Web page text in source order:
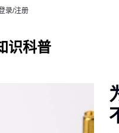
录/注册
识科普